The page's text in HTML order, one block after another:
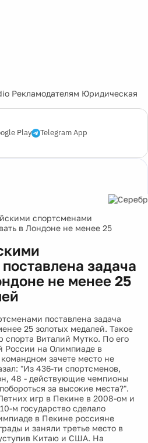
Рекламодателям Юридическая
Play Telegram App
спортсменами
в Лондоне не менее 25
задача
не менее 25
поставлена задача
25 золотых медалей. Такое
спорта Виталий Мутко. По его
России на Олимпиаде в
зачете место не
"Из 436-ти спортсменов,
48 - действующие чемпионы
за высокие места?".
игр в Пекине в 2008-ом и
м государство сделало
в Пекине россияне
и заняли третье место в
Китаю и США. На